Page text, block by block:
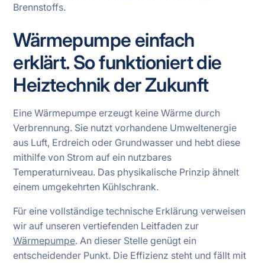
Brennstoffs.
Wärmepumpe einfach
erklärt. So funktioniert die
Heiztechnik der Zukunft
Eine Wärmepumpe erzeugt keine Wärme durch
Verbrennung. Sie nutzt vorhandene Umweltenergie
aus Luft, Erdreich oder Grundwasser und hebt diese
mithilfe von Strom auf ein nutzbares
Temperaturniveau. Das physikalische Prinzip ähnelt
einem umgekehrten Kühlschrank.
Für eine vollständige technische Erklärung verweisen
wir auf unseren vertiefenden Leitfaden zur
Wärmepumpe. An dieser Stelle genügt ein
entscheidender Punkt. Die Effizienz steht und fällt mit